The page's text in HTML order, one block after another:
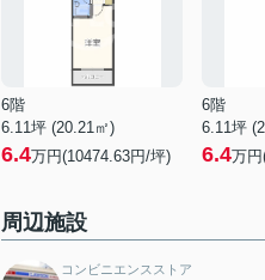
6階
6.11坪 (20.21㎡)
6.4万円(10474.63円/坪)
6階
6.11坪
6.4万
周辺施設
コンビニエンスストア